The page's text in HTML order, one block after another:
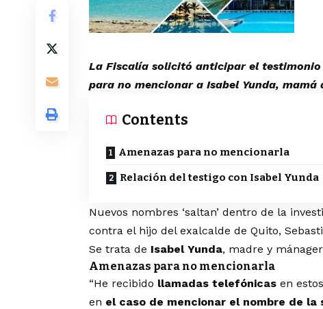
La Fiscalía solicitó anticipar el testimonio
para no mencionar a Isabel Yunda, mamá
Contents
Amenazas para no mencionarla
Relación del testigo con Isabel Yunda
Nuevos nombres ‘saltan’ dentro de la
contra el hijo del exalcalde de Quito,
Se trata de Isabel Yunda, madre y
Amenazas para no mencionarla
“He recibido llamadas telefónicas en
en el caso de mencionar el nombre de la